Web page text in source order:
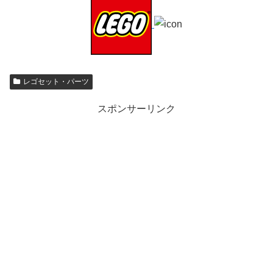
レゴセット・パーツ
スポンサーリンク